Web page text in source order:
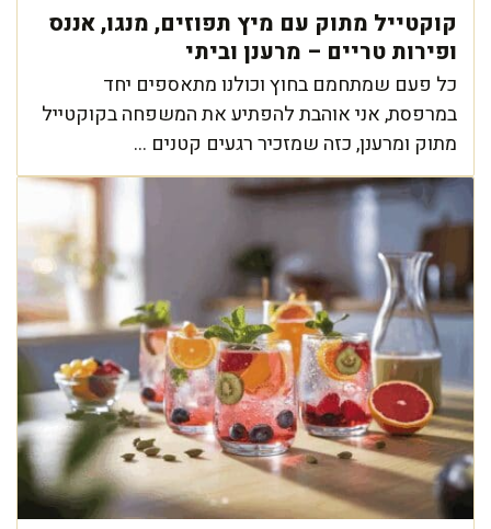
קוקטייל מתוק עם מיץ תפוזים, מנגו, אננס
ופירות טריים – מרענן וביתי
כל פעם שמתחמם בחוץ וכולנו מתאספים יחד
במרפסת, אני אוהבת להפתיע את המשפחה בקוקטייל
מתוק ומרענן, כזה שמזכיר רגעים קטנים ...